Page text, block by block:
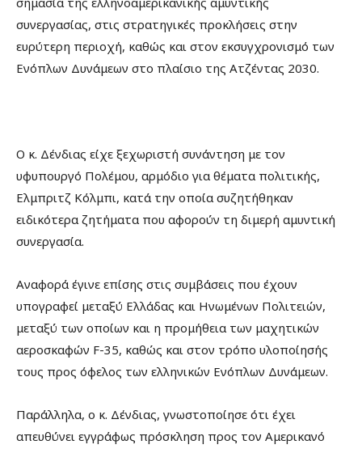
συνεργασίας, στις στρατηγικές προκλήσεις στην
ευρύτερη περιοχή, καθώς και στον εκσυγχρονισμό των
Ενόπλων Δυνάμεων στο πλαίσιο της Ατζέντας 2030.
Ο κ. Δένδιας είχε ξεχωριστή συνάντηση με τον
υφυπουργό Πολέμου, αρμόδιο για θέματα πολιτικής,
Ελμπριτζ Κόλμπι, κατά την οποία συζητήθηκαν
ειδικότερα ζητήματα που αφορούν τη διμερή αμυντική
συνεργασία.
Αναφορά έγινε επίσης στις συμβάσεις που έχουν
υπογραφεί μεταξύ Ελλάδας και Ηνωμένων Πολιτειών,
μεταξύ των οποίων και η προμήθεια των μαχητικών
αεροσκαφών F-35, καθώς και στον τρόπο υλοποίησής
τους προς όφελος των ελληνικών Ενόπλων Δυνάμεων.
Παράλληλα, ο κ. Δένδιας, γνωστοποίησε ότι έχει
απευθύνει εγγράφως πρόσκληση προς τον Αμερικανό